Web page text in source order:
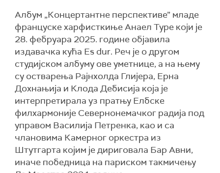
Албум „Концертантне перспективе” младе
француске харфисткиње Анаел Туре који је
28. фебруара 2025. године објавила
издавачка кућа Es dur. Реч је о другом
студијском албуму ове уметнице, а на њему
су остварења Рајнхолда Глијера, Ерна
Дохнањија и Клода Дебисија која је
интерпретирала уз пратњу Елбске
филхармоније Севернонемачког радија под
управом Василија Петренка, као и са
члановима Камерног оркестра из
Штутгарта којим је дириговала Бар Авни,
иначе победница на париском такмичењу